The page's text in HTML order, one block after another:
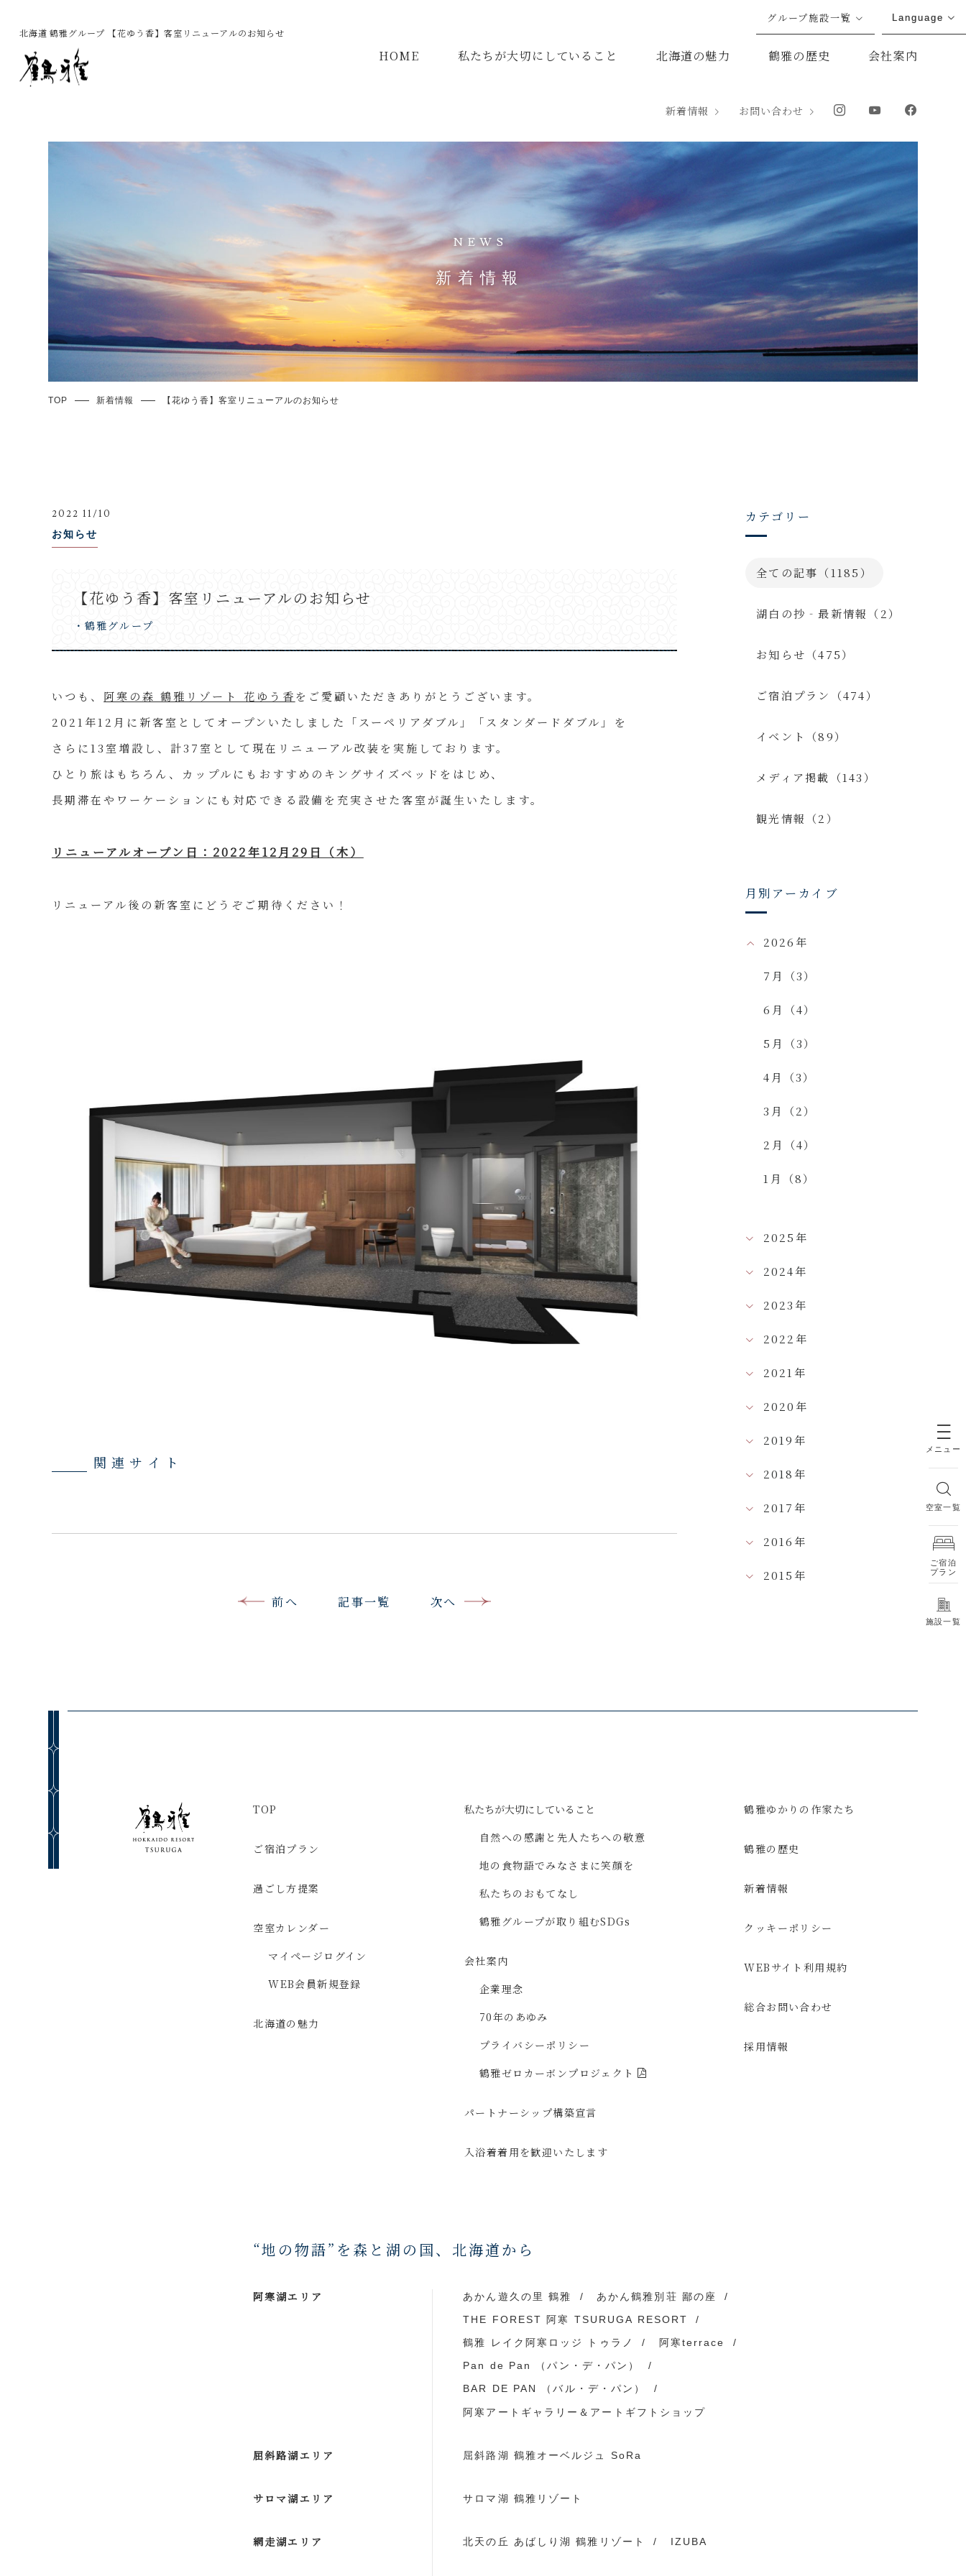
北海道 鶴雅グループ 【花ゆう香】客室リニューアルのお知らせ
HOME 私たちが大切にしていること 北海道の魅力 鶴雅の歴史 会社案内
新着情報 お問い合わせ
グループ施設一覧 Language
NEWS
新着情報
TOP 新着情報 【花ゆう香】客室リニューアルのお知らせ
2022 11/10
お知らせ
【花ゆう香】客室リニューアルのお知らせ
・鶴雅グループ
いつも、 阿寒の森 鶴雅リゾート 花ゆう香をご愛顧いただきありがとうございます。
2021年12月に新客室としてオープンいたしました「スーペリアダブル」「スタンダードダブル」を
さらに13室増設し、計37室として現在リニューアル改装を実施しております。
ひとり旅はもちろん、カップルにもおすすめのキングサイズベッドをはじめ、
長期滞在やワーケーションにも対応できる設備を充実させた客室が誕生いたします。
リニューアルオープン日：2022年12月29日（木）
リニューアル後の新客室にどうぞご期待ください！
関連サイト
前へ 記事一覧 次へ
カテゴリー
全ての記事（1185）
湖白の抄‐最新情報（2）
お知らせ（475）
ご宿泊プラン（474）
イベント（89）
メディア掲載（143）
観光情報（2）
月別アーカイブ
2026年
7月（3）
6月（4）
5月（3）
4月（3）
3月（2）
2月（4）
1月（8）
2025年
2024年
2023年
2022年
2021年
2020年
2019年
2018年
2017年
2016年
2015年
TOP
ご宿泊プラン
過ごし方提案
空室カレンダー
マイページ ログイン
WEB会員新規登録
北海道の魅力
私たちが大切にしていること
自然への感謝と 先人たちへの敬意
地の食物語でみなさまに笑顔を
私たちのおもてなし
鶴雅グループが取り組むSDGs
会社案内
企業理念
70年のあゆみ
プライバシーポリシー
鶴雅ゼロカーボン プロジェクト
パートナーシップ構築宣言
入浴着着用を歓迎いたします
鶴雅ゆかりの作家たち
鶴雅の歴史
新着情報
クッキーポリシー
WEBサイト利用規約
総合お問い合わせ
採用情報
“地の物語”を森と湖の国、 北海道から
阿寒湖エリア あかん遊久の里 鶴雅 あかん鶴雅別荘 鄙の座
THE FOREST 阿寒 TSURUGA RESORT
鶴雅 レイク阿寒ロッジ トゥラノ 阿寒terrace
Pan de Pan （パン・デ・パン）
BAR DE PAN （バル・デ・パン）
阿寒アートギャラリー＆アートギフトショップ
屈斜路湖エリア 屈斜路湖 鶴雅オーベルジュ SoRa
サロマ湖エリア サロマ湖 鶴雅リゾート
網走湖エリア 北天の丘 あばしり湖 鶴雅リゾート IZUBA
メニュー
空室一覧
ご宿泊
プラン
施設一覧